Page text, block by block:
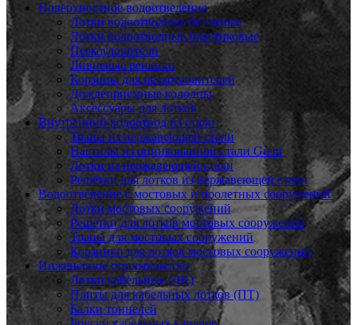
Поверхностное водоотведение
Лотки водоотводные бетонные
Лотки водоотводные пластиковые
Пескоуловители
Ливневые решетки
Корзины для пескоуловителей
Дождеприемные колодцы
Аксессуары для лотков
Внутренний водоотвод из стали
Трапы из нержавеющей стали
Настилы из оцинкованной стали Grent
Лотки из нержавеющей стали
Решётки для лотков из нержавеющей стали
Водоотведение с мостовых и пролетных сооружений
Лотки мостовых сооружений
Решетки для лотков мостовых сооружений
Трапы для мостовых сооружений
Корзинки для лотков мостовых сооружений
Инженерное строительство
Лотки кабельные (ЛК)
Плиты для кабельных лотков (ПТ)
Балки тоннелей